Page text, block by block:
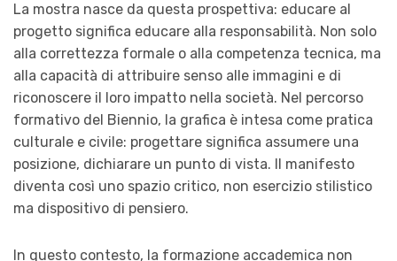
La mostra nasce da questa prospettiva: educare al
progetto significa educare alla responsabilità. Non solo
alla correttezza formale o alla competenza tecnica, ma
alla capacità di attribuire senso alle immagini e di
riconoscere il loro impatto nella società. Nel percorso
formativo del Biennio, la grafica è intesa come pratica
culturale e civile: progettare significa assumere una
posizione, dichiarare un punto di vista. Il manifesto
diventa così uno spazio critico, non esercizio stilistico
ma dispositivo di pensiero.
In questo contesto, la formazione accademica non